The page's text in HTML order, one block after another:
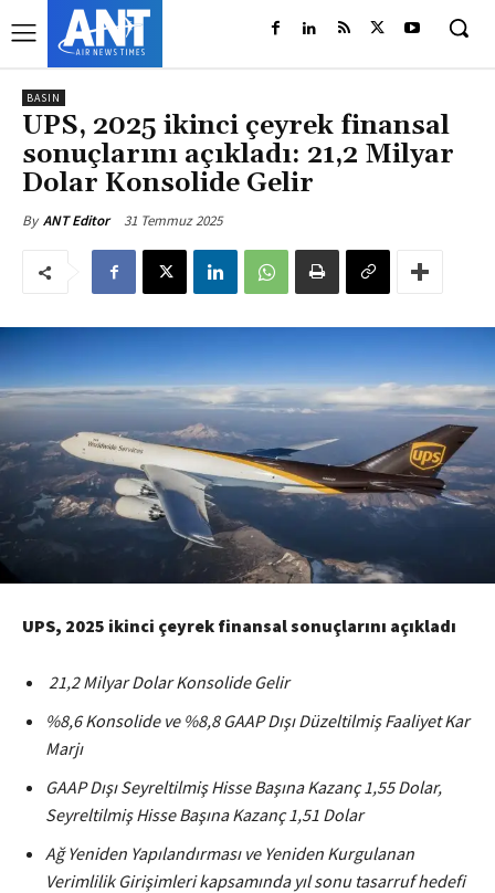
BASIN
UPS, 2025 ikinci çeyrek finansal
sonuçlarını açıkladı: 21,2 Milyar
Dolar Konsolide Gelir
By ANT Editor 31 Temmuz 2025
UPS, 2025 ikinci çeyrek finansal sonuçlarını açıkladı
21,2 Milyar Dolar Konsolide Gelir
%8,6 Konsolide ve %8,8 GAAP Dışı Düzeltilmiş Faaliyet Kar
Marjı
GAAP Dışı Seyreltilmiş Hisse Başına Kazanç 1,55 Dolar,
Seyreltilmiş Hisse Başına Kazanç 1,51 Dolar
Ağ Yeniden Yapılandırması ve Yeniden Kurgulanan
Verimlilik Girişimleri kapsamında yıl sonu tasarruf hedefi